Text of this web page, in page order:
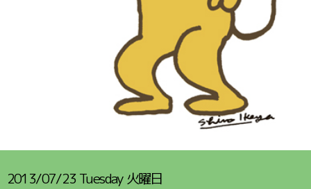
2013/07/23Tuesday 火曜日